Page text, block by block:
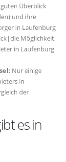
Überblick
und ihre
in Laufenburg
Möglichkeit,
in Laufenburg
Nur einige
in
der
es in